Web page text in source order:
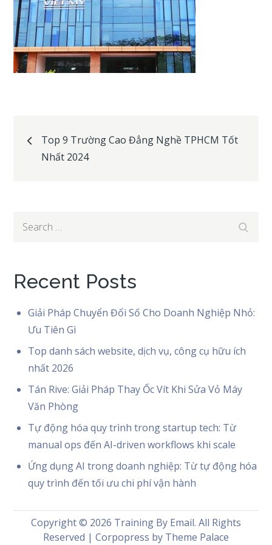
Post
Top 9 Trường Cao Đẳng Nghề TPHCM Tốt
Nhất 2024
Search
Recent Posts
Giải Pháp Chuyển Đổi Số Cho Doanh Nghiệp Nhỏ:
Ưu Tiên Gì
Top danh sách website, dịch vụ, công cụ hữu ích
nhất 2026
Tán Rive: Giải Pháp Thay Ốc Vít Khi Sửa Vỏ Máy
Văn Phòng
Tự động hóa quy trình trong startup tech: Từ
manual ops đến AI-driven workflows khi scale
Ứng dụng AI trong doanh nghiệp: Từ tự động hóa
quy trình đến tối ưu chi phí vận hành
Copyright © 2026 Training By Email. All Rights
Reserved | Corpopress by Theme Palace